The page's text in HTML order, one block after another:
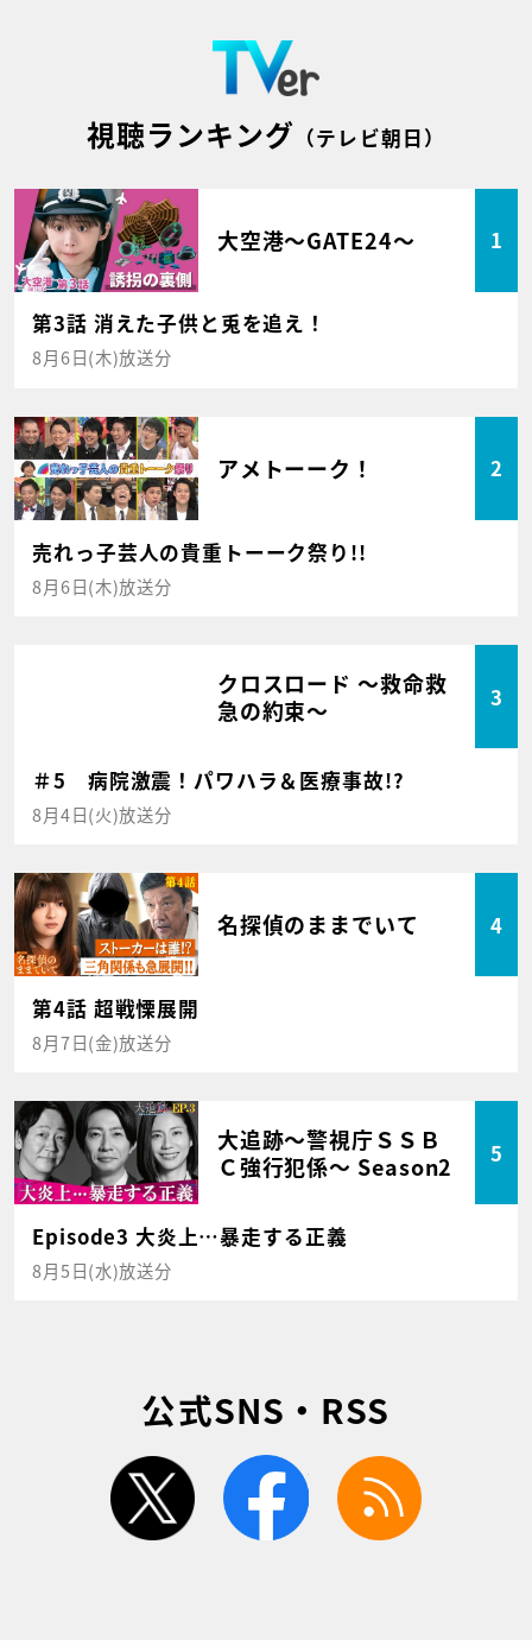
視聴ランキング （テレビ朝日）
大空港～GATE24～ 1
第3話 消えた子供と兎を追え！
8月6日(木)放送分
アメトーーク！ 2
売れっ子芸人の貴重トーーク祭り!!
8月6日(木)放送分
クロスロード ～救命救
急の約束～
3
＃5 病院激震！パワハラ＆医療事故!?
8月4日(火)放送分
名探偵のままでいて 4
第4話 超戦慄展開
8月7日(金)放送分
大追跡～警視庁ＳＳＢ
Ｃ強行犯係～ Season2
5
Episode3 大炎上…暴走する正義
8月5日(水)放送分
公式SNS・RSS
twitter facebook